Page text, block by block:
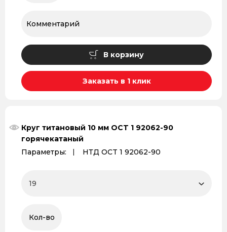
В корзину
Заказать в 1 клик
Круг титановый 10 мм OCT 1 92062-90
горячекатаный
Параметры:
НТД OCT 1 92062-90